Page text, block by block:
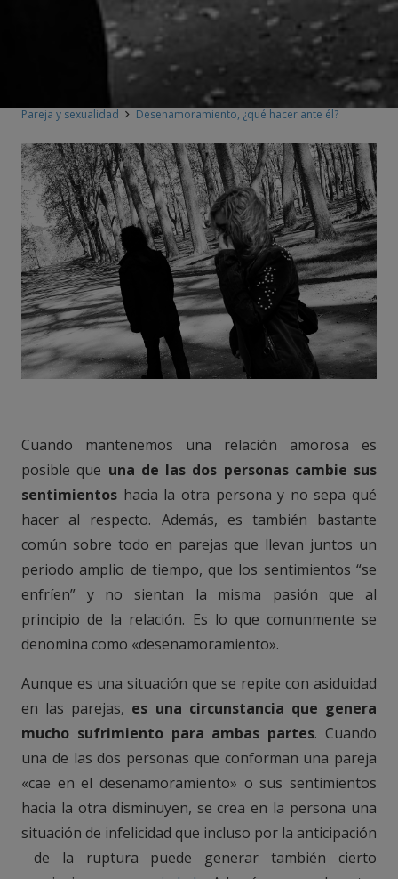
Pareja y sexualidad Desenamoramiento, ¿qué hacer ante él?
Cuando mantenemos una relación amorosa es
posible que una de las dos personas cambie sus
sentimientos hacia la otra persona y no sepa qué
hacer al respecto. Además, es también bastante
común sobre todo en parejas que llevan juntos un
periodo amplio de tiempo, que los sentimientos “se
enfríen” y no sientan la misma pasión que al
principio de la relación. Es lo que comunmente se
denomina como «desenamoramiento».
Aunque es una situación que se repite con asiduidad
en las parejas, es una circunstancia que genera
mucho sufrimiento para ambas partes. Cuando
una de las dos personas que conforman una pareja
«cae en el desenamoramiento» o sus sentimientos
hacia la otra disminuyen, se crea en la persona una
situación de infelicidad que incluso por la anticipación
de la ruptura puede generar también cierto